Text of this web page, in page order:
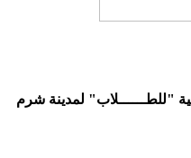
"للطــــــلاب" لمدينة شرم